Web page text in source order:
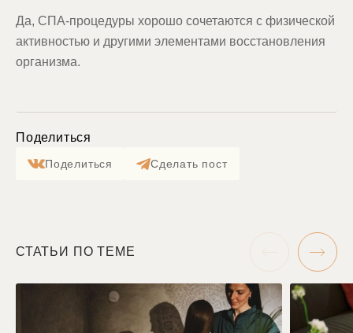
Да, СПА-процедуры хорошо сочетаются с физической
активностью и другими элементами восстановления
организма.
Поделиться
Поделиться Сделать пост
СТАТЬИ ПО ТЕМЕ